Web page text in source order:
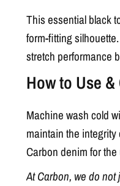
This essential black
form-fitting
stretch performance
How to Use &
Machine wash cold
maintain the
Carbon denim for
At Carbon, we do